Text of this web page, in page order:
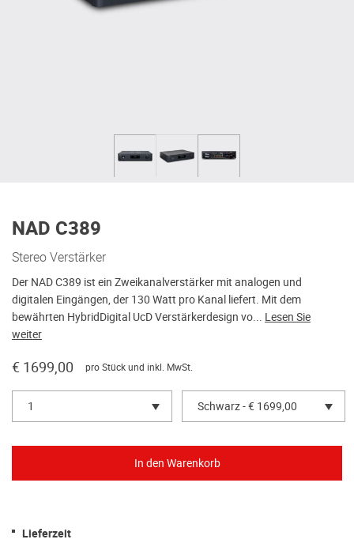
NAD C389
Stereo Verstärker
Der NAD C389 ist ein Zweikanalverstärker mit analogen und
digitalen Eingängen, der 130 Watt pro Kanal liefert. Mit dem
bewährten HybridDigital UcD Verstärkerdesign vo... Lesen Sie
weiter
€ 1699,00 pro Stück und inkl. MwSt.
1 Schwarz - € 1699,00
Lieferzeit